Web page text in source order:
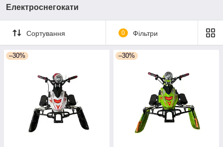
Електроснегокати
Сортування 0 Фільтри
–30% –30%